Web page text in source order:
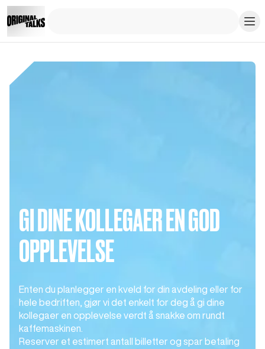
GI DINE KOLLEGAER EN GOD
OPPLEVELSE
Enten du planlegger en kveld for din avdeling eller for
hele bedriften, gjør vi det enkelt for deg å gi dine
kollegaer en opplevelse verdt å snakke om rundt
kaffemaskinen.
Reserver et estimert antall billetter og spar betaling